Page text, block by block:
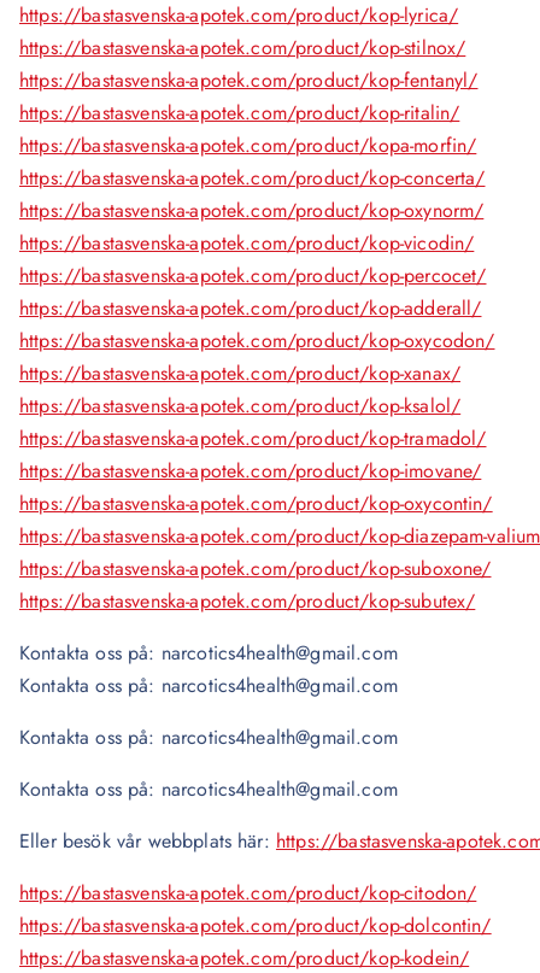
https://bastasvenska-apotek.com/product/kop-lyrica/
https://bastasvenska-apotek.com/product/kop-stilnox/
https://bastasvenska-apotek.com/product/kop-fentanyl/
https://bastasvenska-apotek.com/product/kop-ritalin/
https://bastasvenska-apotek.com/product/kopa-morfin/
https://bastasvenska-apotek.com/product/kop-concerta/
https://bastasvenska-apotek.com/product/kop-oxynorm/
https://bastasvenska-apotek.com/product/kop-vicodin/
https://bastasvenska-apotek.com/product/kop-percocet/
https://bastasvenska-apotek.com/product/kop-adderall/
https://bastasvenska-apotek.com/product/kop-oxycodon/
https://bastasvenska-apotek.com/product/kop-xanax/
https://bastasvenska-apotek.com/product/kop-ksalol/
https://bastasvenska-apotek.com/product/kop-tramadol/
https://bastasvenska-apotek.com/product/kop-imovane/
https://bastasvenska-apotek.com/product/kop-oxycontin/
https://bastasvenska-apotek.com/product/kop-diazepam-
https://bastasvenska-apotek.com/product/kop-suboxone/
https://bastasvenska-apotek.com/product/kop-subutex/
Kontakta oss på: narcotics4health@gmail.com
Kontakta oss på: narcotics4health@gmail.com
Kontakta oss på: narcotics4health@gmail.com
Kontakta oss på: narcotics4health@gmail.com
Eller besök vår webbplats här: https://bastasvenska-
https://bastasvenska-apotek.com/product/kop-citodon/
https://bastasvenska-apotek.com/product/kop-dolcontin/
https://bastasvenska-apotek.com/product/kop-kodein/